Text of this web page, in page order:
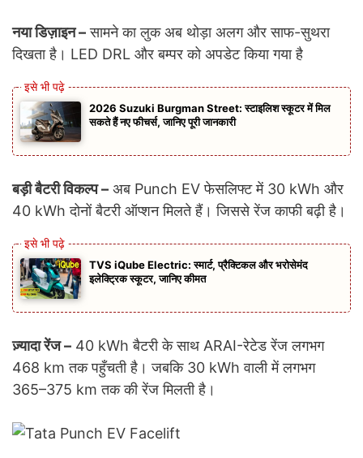
नया डिज़ाइन –सामने का लुक अब थोड़ा अलग और साफ-सुथरा
दिखता है। LED DRL और बम्पर को अपडेट किया गया है
2026 Suzuki Burgman Street: स्टाइलिश स्कूटर में मिल
सकते हैं नए फीचर्स, जानिए पूरी जानकारी
बड़ी बैटरी विकल्प – अब Punch EV फेसलिफ्ट में 30 kWh और
40 kWh दोनों बैटरी ऑप्शन मिलते हैं। जिससे रेंज काफी बढ़ी है।
TVS iQube Electric: स्मार्ट, प्रैक्टिकल और भरोसेमंद
इलेक्ट्रिक स्कूटर, जानिए कीमत
ज़्यादा रेंज – 40 kWh बैटरी के साथ ARAI-रेटेड रेंज लगभग
468 km तक पहुँचती है। जबकि 30 kWh वाली में लगभग
365–375 km तक की रेंज मिलती है।